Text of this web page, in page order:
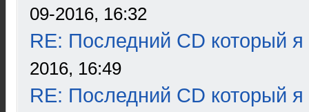
09-2016, 16:32
RE: Последний CD который я
2016, 16:49
RE: Последний CD который я